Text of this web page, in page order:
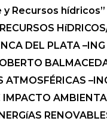
y Recursos hídricos”
DEL PLATA –ING
ATMOSFÉRICAS